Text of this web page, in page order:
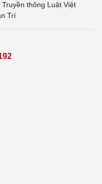
thông Luật Việt
Trí